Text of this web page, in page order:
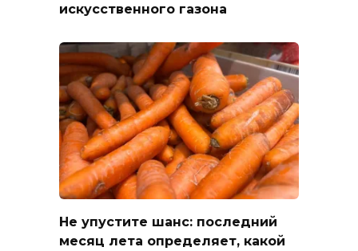
искусственного газона
Не упустите шанс: последний
месяц лета определяет, какой